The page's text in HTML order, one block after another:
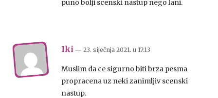
puno bolji scenski nastup nego lani.
Iki — 23. siječnja 2021. u 17:13
Muslim da ce sigurno biti brza pesma
propracena uz neki zanimljiv scenski
nastup.